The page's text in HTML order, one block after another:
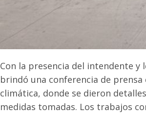
Con la presencia del intendente
brindó una conferencia de
climática, donde se dieron
medidas tomadas. Los trabajos